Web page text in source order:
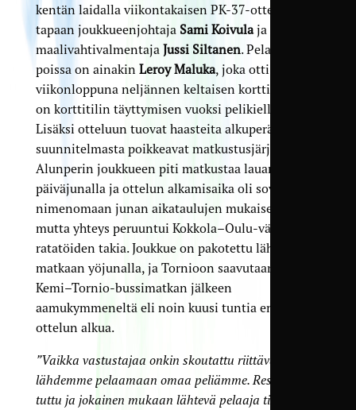
kentän laidalla viikontakaisen PK-37-ottelun
tapaan joukkueenjohtaja Sami Koivulaja
maalivahtivalmentaja Jussi Siltanen. Pelaajista
poissa on ainakin Leroy Maluka, joka otti viime
viikonloppuna neljännen keltaisen korttinsa, ja
on korttitilin täyttymisen vuoksi pelikiellossa.
Lisäksi otteluun tuovat haasteita alkuperäisestä
suunnitelmasta poikkeavat matkustusjärjestelyt.
Alunperin joukkueen piti matkustaa lauantaina
päiväjunalla ja ottelun alkamisaika oli sovittu
nimenomaan junan aikataulujen mukaisesti,
mutta yhteys peruuntui Kokkola–Oulu-välin
ratatöiden takia. Joukkue on pakotettu lähtemään
matkaan yöjunalla, ja Tornioon saavutaan lyhyen
Kemi–Tornio-bussimatkan jälkeen
aamukymmeneltä eli noin kuusi tuntia ennen
ottelun alkua.
”Vaikka vastustajaa onkin skoutattu riittävästi,
lähdemme pelaamaan omaa peliämme. Resepti on
tuttu ja jokainen mukaan lähtevä pelaaja tietää